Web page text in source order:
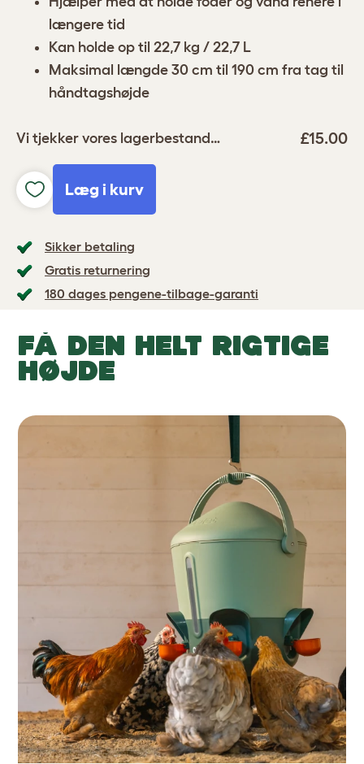
Vi tjekker vores lagerbestand… £15.00
Læg i kurv
Sikker betaling
Gratis returnering
180 dages pengene-tilbage-garanti
længere tid
Kan holde op til 22,7 kg / 22,7 L
Maksimal længde 30 cm til 190 cm fra tag til
håndtagshøjde
FÅ DEN HELT RIGTIGE
HØJDE